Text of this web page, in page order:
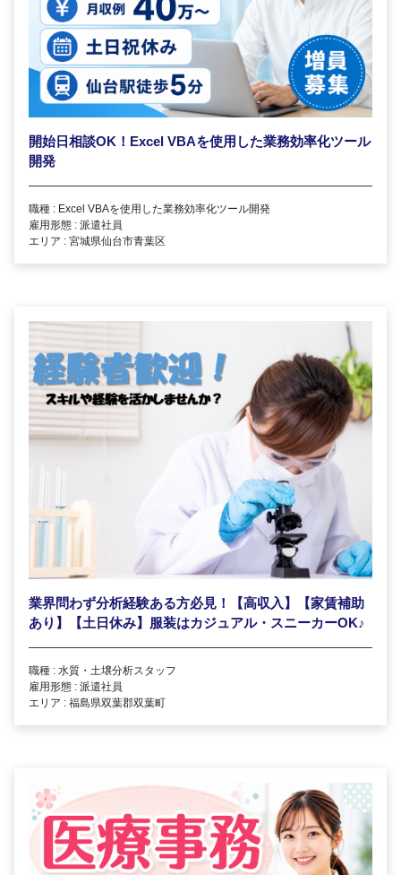
開始日相談OK！Excel VBAを使用した業務効率化ツール
開発
職種 : Excel VBAを使用した業務効率化ツール開発
雇用形態 : 派遣社員
エリア : 宮城県仙台市青葉区
業界問わず分析経験ある方必見！【高収入】【家賃補助
あり】【土日休み】服装はカジュアル・スニーカーOK♪
職種 : 水質・土壌分析スタッフ
雇用形態 : 派遣社員
エリア : 福島県双葉郡双葉町